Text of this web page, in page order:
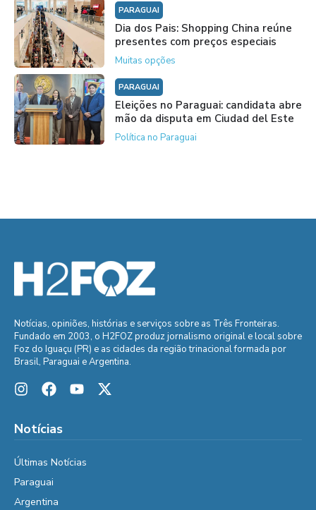
PARAGUAI
Dia dos Pais: Shopping China reúne
presentes com preços especiais
Muitas opções
PARAGUAI
Eleições no Paraguai: candidata abre
mão da disputa em Ciudad del Este
Política no Paraguai
Notícias, opiniões, histórias e serviços sobre as Três Fronteiras.
Fundado em 2003, o H2FOZ produz jornalismo original e local sobre
Foz do Iguaçu (PR) e as cidades da região trinacional formada por
Brasil, Paraguai e Argentina.
Notícias
Últimas Notícias
Paraguai
Argentina